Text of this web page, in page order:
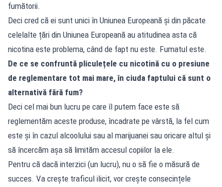
fumătorii.
Deci cred că ei sunt unici în Uniunea Europeană și din păcate
celelalte țări din Uniunea Europeană au atitudinea asta că
nicotina este problema, când de fapt nu este. Fumatul este.
De ce se confruntă pliculețele cu nicotină cu o presiune
de reglementare tot mai mare, în ciuda faptului că sunt o
alternativă fără fum?
Deci cel mai bun lucru pe care îl putem face este să
reglementăm aceste produse, încadrate pe vârstă, la fel cum
este și în cazul alcoolului sau al marijuanei sau oricare altul și
să încercăm așa să limităm accesul copiilor la ele.
Pentru că dacă interzici (un lucru), nu o să fie o măsură de
succes. Va crește traficul ilicit, vor crește consecințele